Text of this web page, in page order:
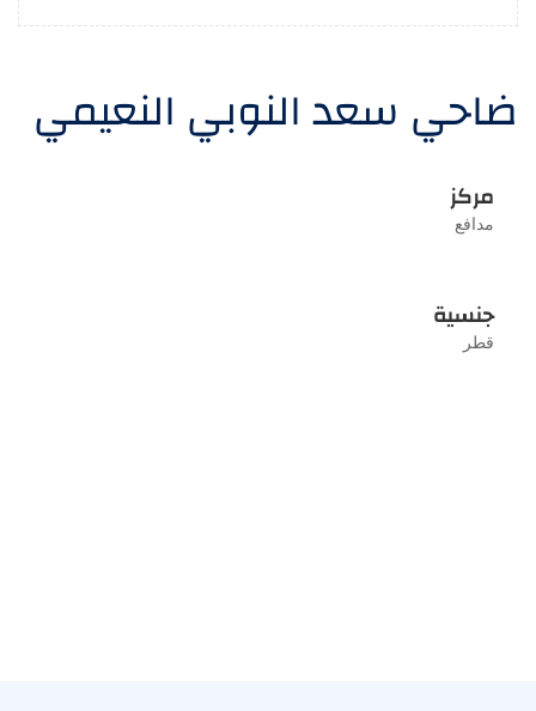
ضاحي سعد النوبي النعيمي
مركز
مدافع
جنسية
قطر